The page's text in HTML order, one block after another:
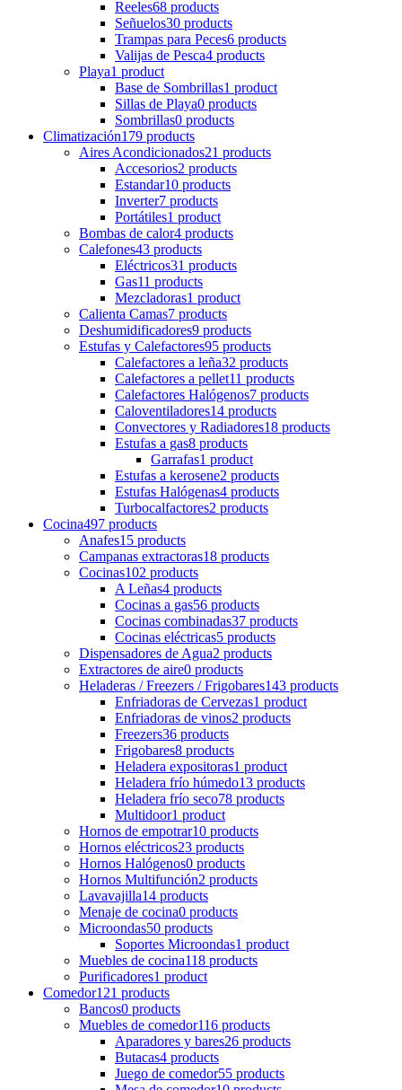
Reeles68 products
Señuelos30 products
Trampas para Peces6 products
Valijas de Pesca4 products
Playa1 product
Base de Sombrillas1 product
Sillas de Playa0 products
Sombrillas0 products
Climatización179 products
Aires Acondicionados21 products
Accesorios2 products
Estandar10 products
Inverter7 products
Portátiles1 product
Bombas de calor4 products
Calefones43 products
Eléctricos31 products
Gas11 products
Mezcladoras1 product
Calienta Camas7 products
Deshumidificadores9 products
Estufas y Calefactores95 products
Calefactores a leña32 products
Calefactores a pellet11 products
Calefactores Halógenos7 products
Caloventiladores14 products
Convectores y Radiadores18 products
Estufas a gas8 products
Garrafas1 product
Estufas a kerosene2 products
Estufas Halógenas4 products
Turbocalfactores2 products
Cocina497 products
Anafes15 products
Campanas extractoras18 products
Cocinas102 products
A Leñas4 products
Cocinas a gas56 products
Cocinas combinadas37 products
Cocinas eléctricas5 products
Dispensadores de Agua2 products
Extractores de aire0 products
Heladeras / Freezers / Frigobares143 products
Enfriadoras de Cervezas1 product
Enfriadoras de vinos2 products
Freezers36 products
Frigobares8 products
Heladera expositoras1 product
Heladera frío húmedo13 products
Heladera frío seco78 products
Multidoor1 product
Hornos de empotrar10 products
Hornos eléctricos23 products
Hornos Halógenos0 products
Hornos Multifunción2 products
Lavavajilla14 products
Menaje de cocina0 products
Microondas50 products
Soportes Microondas1 product
Muebles de cocina118 products
Purificadores1 product
Comedor121 products
Bancos0 products
Muebles de comedor116 products
Aparadores y bares26 products
Butacas4 products
Juego de comedor55 products